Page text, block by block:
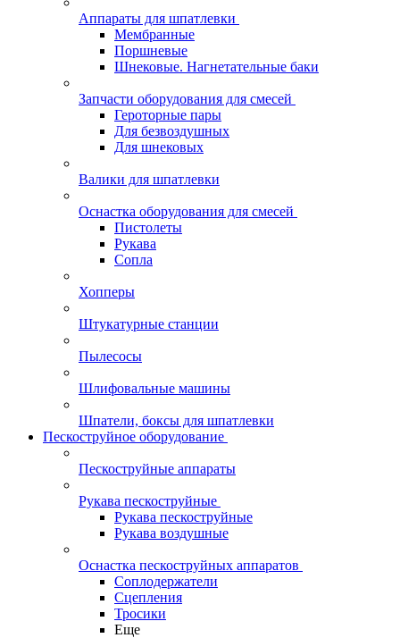
Аппараты для шпатлевки
Мембранные
Поршневые
Шнековые. Нагнетательные баки
Запчасти оборудования для смесей
Героторные пары
Для безвоздушных
Для шнековых
Валики для шпатлевки
Оснастка оборудования для смесей
Пистолеты
Рукава
Сопла
Хопперы
Штукатурные станции
Пылесосы
Шлифовальные машины
Шпатели, боксы для шпатлевки
Пескоструйное оборудование
Пескоструйные аппараты
Рукава пескоструйные
Рукава пескоструйные
Рукава воздушные
Оснастка пескоструйных аппаратов
Соплодержатели
Сцепления
Тросики
Еще